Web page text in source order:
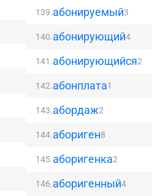
139.абонируемый3
140.абонирующий4
141.абонирующийся2
142.абонплата1
143.абордаж2
144.абориген8
145.аборигенка2
146.аборигенный4